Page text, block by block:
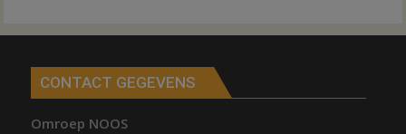
CONTACT GEGEVENS
Omroep NOOS